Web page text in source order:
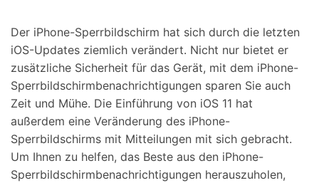
Der iPhone-Sperrbildschirm hat sich durch die letzten
iOS-Updates ziemlich verändert. Nicht nur bietet er
zusätzliche Sicherheit für das Gerät, mit dem iPhone-
Sperrbildschirmbenachrichtigungen sparen Sie auch
Zeit und Mühe. Die Einführung von iOS 11 hat
außerdem eine Veränderung des iPhone-
Sperrbildschirms mit Mitteilungen mit sich gebracht.
Um Ihnen zu helfen, das Beste aus den iPhone-
Sperrbildschirmbenachrichtigungen herauszuholen,